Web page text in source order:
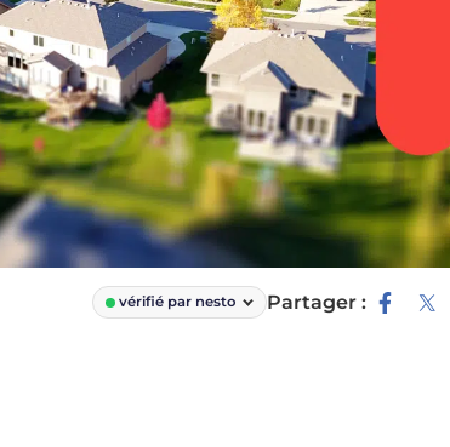
vérifié par nesto Partager :